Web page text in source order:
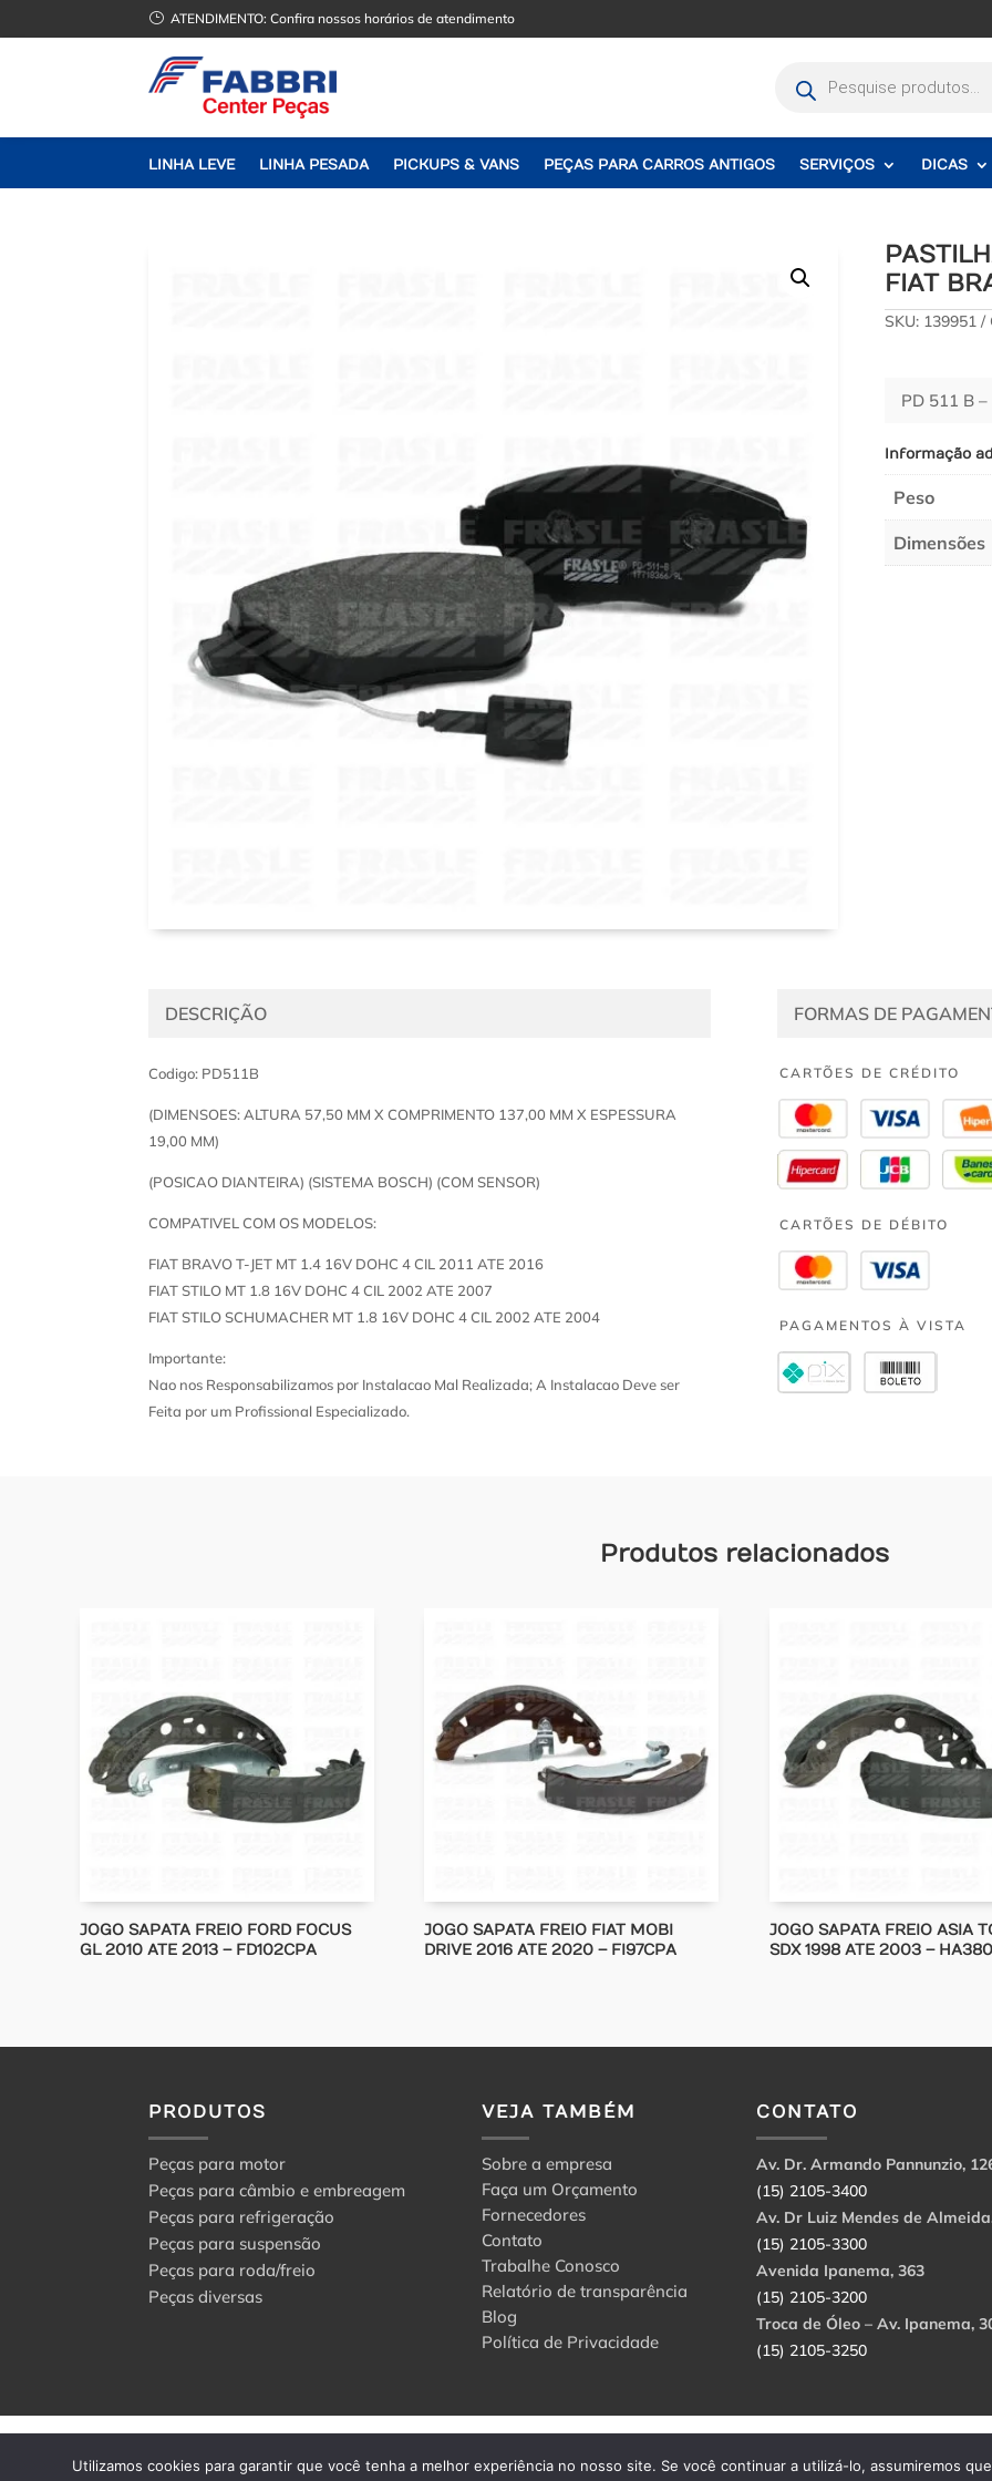
} ATENDIMENTO:Confira nossos horários de atendimento
produtos
LINHA LEVE LINHA PESADA PICKUPS & VANS PEÇAS PARA CARROS ANTIGOS SERVIÇOS DICAS
FIAT
SKU: 139951
PD 511 B –
Informação
Peso
Dimensões
DESCRIÇÃO
Codigo: PD511B
(DIMENSOES: ALTURA 57,50 MM X COMPRIMENTO 137,00 MM X ESPESSURA
19,00 MM)
(POSICAO DIANTEIRA) (SISTEMA BOSCH) (COM SENSOR)
COMPATIVEL COM OS MODELOS:
FIAT BRAVO T-JET MT 1.4 16V DOHC 4 CIL 2011 ATE 2016
FIAT STILO MT 1.8 16V DOHC 4 CIL 2002 ATE 2007
FIAT STILO SCHUMACHER MT 1.8 16V DOHC 4 CIL 2002 ATE 2004
Importante:
Nao nos Responsabilizamos por Instalacao Mal Realizada; A Instalacao Deve ser
Feita por um Profissional Especializado.
FORMAS DE
CARTÕES DE CRÉDITO
CARTÕES DE DÉBITO
PAGAMENTOS À VISTA
Produtos relacionados
JOGO SAPATA FREIO FORD FOCUS
GL 2010 ATE 2013 – FD102CPA
JOGO SAPATA FREIO FIAT MOBI
DRIVE 2016 ATE 2020 – FI97CPA
JOGO SAPATA FREIO ASIA
SDX 1998 ATE 2003 –
PRODUTOS
Peças para motor
Peças para câmbio e embreagem
Peças para refrigeração
Peças para suspensão
Peças para roda/freio
Peças diversas
VEJA TAMBÉM
Sobre a empresa
Faça um Orçamento
Fornecedores
Contato
Trabalhe Conosco
Relatório de transparência
Blog
Política de Privacidade
CONTATO
Av. Dr. Armando Pannunzio,
(15) 2105-3400
Av. Dr Luiz Mendes de
(15) 2105-3300
Avenida Ipanema, 363
(15) 2105-3200
Troca de Óleo – Av. Ipanema,
(15) 2105-3250
Todos os direitos reservados.
Utilizamos cookies para garantir que você tenha a melhor experiência no nosso site. Se você continuar a utilizá-lo, assumiremos